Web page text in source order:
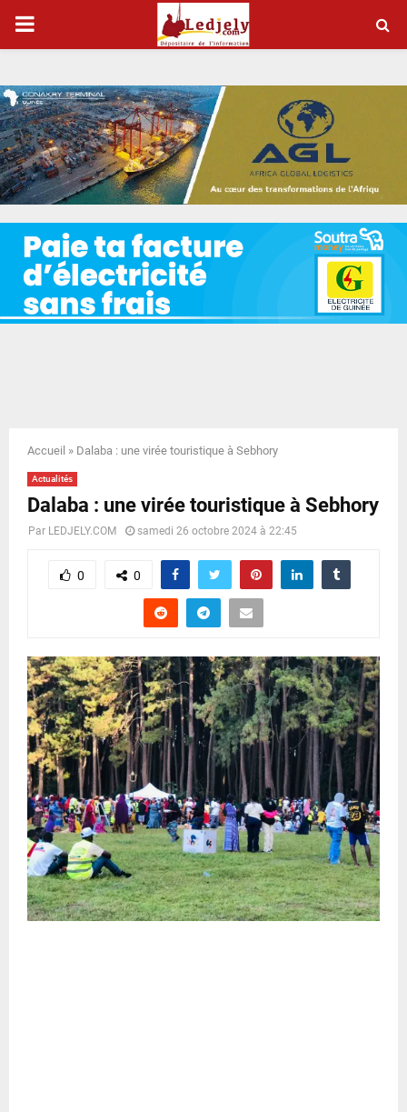
P
I
M
A
R
Y
N
U
Accueil » Dalaba : une virée touristique à Sebhory
Actualités
Dalaba : une virée touristique à Sebhory
Par LEDJELY.COM samedi 26 octobre 2024 à 22:45
0 0